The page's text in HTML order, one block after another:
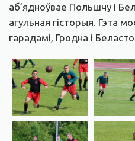
аб’ядноўвае Польшчу і
агульная гісторыя. Гэта
гарадамі, Гродна і